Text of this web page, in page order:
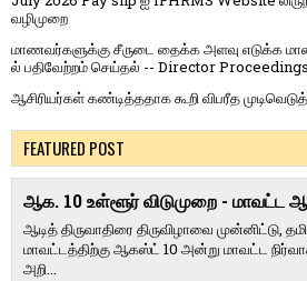
வழிமுறை
மாணவர்களுக்கு சீருடை தைக்க அளவு எடுக்க
ல் பதிவேற்றம் செய்தல் -- Director Proceedings
ஆசிரியர்கள் கண்டித்ததாக கூறி விபரீத
FEATURED POST
ஆக. 10 உள்ளூர் விடுமுறை - மாவட்ட
ஆடித் திருவாதிரை திருவிழாவை முன்னிட்டு,
மாவட்டத்திற்கு ஆகஸ்ட் 10 அன்று மாவட்ட
அறி...